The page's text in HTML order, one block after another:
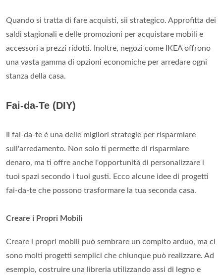
Quando si tratta di fare acquisti, sii strategico. Approfitta dei
saldi stagionali e delle promozioni per acquistare mobili e
accessori a prezzi ridotti. Inoltre, negozi come IKEA offrono
una vasta gamma di opzioni economiche per arredare ogni
stanza della casa.
Fai-da-Te (DIY)
Il fai-da-te è una delle migliori strategie per risparmiare
sull'arredamento. Non solo ti permette di risparmiare
denaro, ma ti offre anche l'opportunità di personalizzare i
tuoi spazi secondo i tuoi gusti. Ecco alcune idee di progetti
fai-da-te che possono trasformare la tua seconda casa.
Creare i Propri Mobili
Creare i propri mobili può sembrare un compito arduo, ma ci
sono molti progetti semplici che chiunque può realizzare. Ad
esempio, costruire una libreria utilizzando assi di legno e